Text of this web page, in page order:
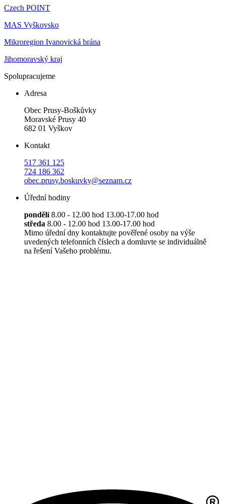
Czech POINT
MAS Vyškovsko
Mikroregion Ivanovická brána
Jihomoravský kraj
Spolupracujeme
Adresa
Obec Prusy-Boškůvky
Moravské Prusy 40
682 01 Vyškov
Kontakt
517 361 125
724 186 362
obec.prusy.boskuvky@seznam.cz
Úřední hodiny
pondělí8.00 - 12.00 hod 13.00-17.00 hod
středa 8.00 - 12.00 hod 13.00-17.00 hod
Mimo úřední dny kontaktujte pověřené osoby na výše
uvedených telefonních číslech a domluvte se individuálně
na řešení Vašeho problému.